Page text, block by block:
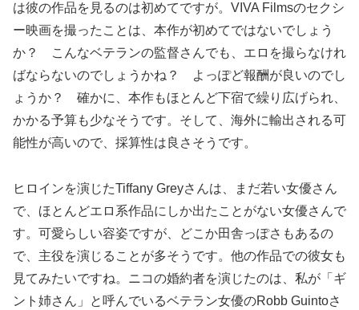
は彼の作品を見るのは初めてですが。VIVA Filmsのセクシ
ー映画を撮ったことは、本作が初めてではないでしょう
か？ こんなベテランの監督さんでも、エロを撮らなけれ
ばならないのでしょうかね？ よっぽど報酬が良いのでし
ょうか？ 確かに、本作もほとんど下宿で繰り広げられ、
かかる予算も少なそうです。そして、海外に輸出される可
能性が高いので、採算性は良さそうです。
ヒロインを演じたTiffany Greyさんは、まだ若い女優さん
で、ほとんどエロ系作品にしか出たことがない女優さんで
す。可愛らしい容姿ですが、どこか田舎っぽさもあるの
で、主役を演じることが多そうです。他の作品での彼女も
見てみたいですね。ニコの婚約者を演じたのは、私が「ギ
ント姉さん」と呼んでいるベテラン女優のRobb Guintoさ